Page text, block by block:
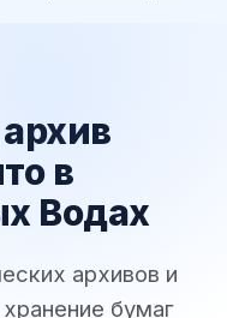
в
Водах
архивов и
бумаг